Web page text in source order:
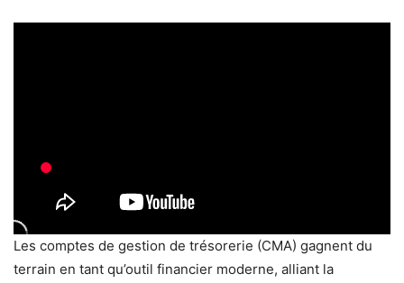
Les comptes de gestion de trésorerie (CMA) gagnent du
terrain en tant qu’outil financier moderne, alliant la